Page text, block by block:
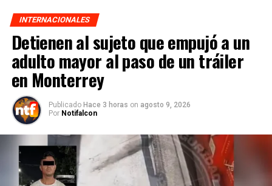
INTERNACIONALES
Detienen al sujeto que empujó a un
adulto mayor al paso de un tráiler
en Monterrey
Publicado Hace 3 horas on agosto 9, 2026
Por Notifalcon